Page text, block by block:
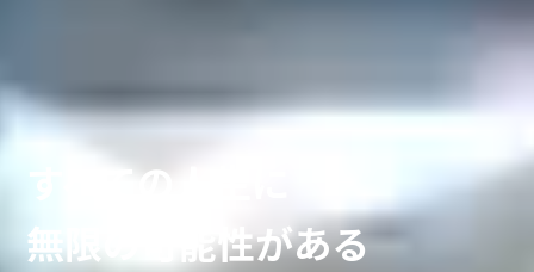
すべての人生に
無限の可能性がある